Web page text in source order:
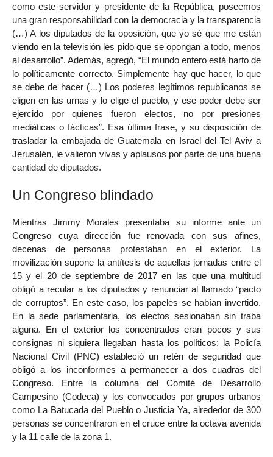
como este servidor y presidente de la República, poseemos
una gran responsabilidad con la democracia y la transparencia
(…) A los diputados de la oposición, que yo sé que me están
viendo en la televisión les pido que se opongan a todo, menos
al desarrollo”. Además, agregó, “El mundo entero está harto de
lo políticamente correcto. Simplemente hay que hacer, lo que
se debe de hacer (…) Los poderes legítimos republicanos se
eligen en las urnas y lo elige el pueblo, y ese poder debe ser
ejercido por quienes fueron electos, no por presiones
mediáticas o fácticas”. Esa última frase, y su disposición de
trasladar la embajada de Guatemala en Israel del Tel Aviv a
Jerusalén, le valieron vivas y aplausos por parte de una buena
cantidad de diputados.
Un Congreso blindado
Mientras Jimmy Morales presentaba su informe ante un
Congreso cuya dirección fue renovada con sus afines,
decenas de personas protestaban en el exterior. La
movilización supone la antítesis de aquellas jornadas entre el
15 y el 20 de septiembre de 2017 en las que una multitud
obligó a recular a los diputados y renunciar al llamado “pacto
de corruptos”. En este caso, los papeles se habían invertido.
En la sede parlamentaria, los electos sesionaban sin traba
alguna. En el exterior los concentrados eran pocos y sus
consignas ni siquiera llegaban hasta los políticos: la Policía
Nacional Civil (PNC) estableció un retén de seguridad que
obligó a los inconformes a permanecer a dos cuadras del
Congreso. Entre la columna del Comité de Desarrollo
Campesino (Codeca) y los convocados por grupos urbanos
como La Batucada del Pueblo o Justicia Ya, alrededor de 300
personas se concentraron en el cruce entre la octava avenida
y la 11 calle de la zona 1.